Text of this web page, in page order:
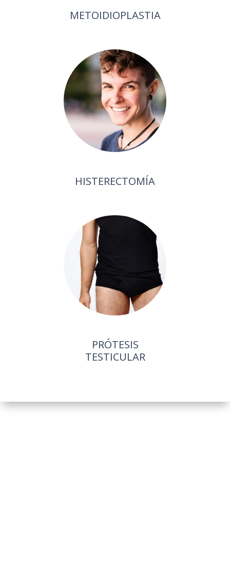
METOIDIOPLASTIA
HISTERECTOMÍA
PRÓTESIS
TESTICULAR